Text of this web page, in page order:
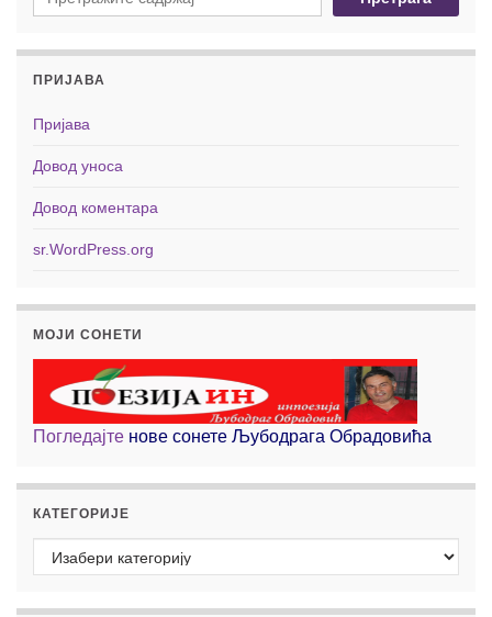
ПРИЈАВА
Пријава
Довод уноса
Довод коментара
sr.WordPress.org
МОЈИ СОНЕТИ
Погледајте нове сонете Љубодрага Обрадовића
КАТЕГОРИЈЕ
Категорије